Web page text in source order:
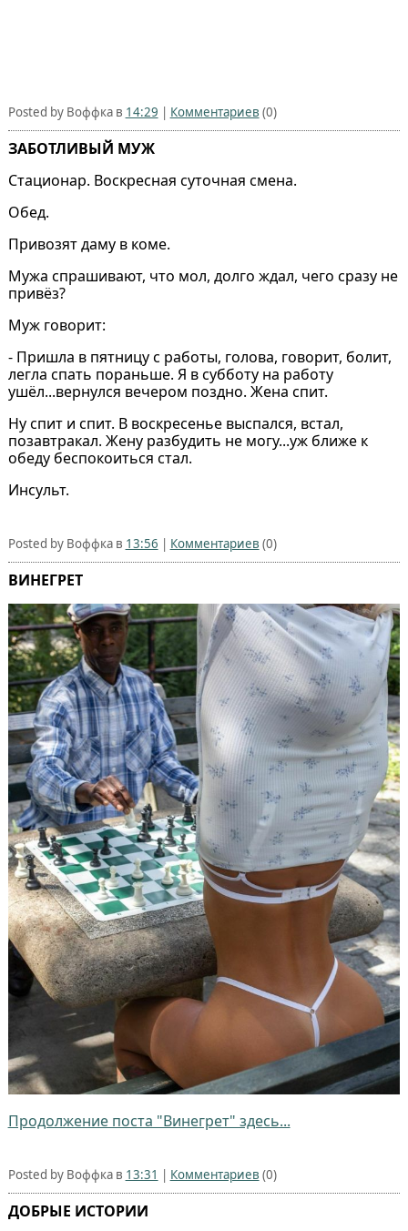
Posted by Воффка в 14:29 | Комментариев (0)
ЗАБОТЛИВЫЙ МУЖ
Стационар. Воскресная суточная смена.
Обед.
Привозят даму в коме.
Мужа спрашивают, что мол, долго ждал, чего сразу не
привёз?
Муж говорит:
- Пришла в пятницу с работы, голова, говорит, болит,
легла спать пораньше. Я в субботу на работу
ушёл...вернулся вечером поздно. Жена спит.
Ну спит и спит. В воскресенье выспался, встал,
позавтракал. Жену разбудить не могу...уж ближе к
обеду беспокоиться стал.
Инсульт.
Posted by Воффка в 13:56 | Комментариев (0)
ВИНЕГРЕТ
Продолжение поста "Винегрет" здесь...
Posted by Воффка в 13:31 | Комментариев (0)
ДОБРЫЕ ИСТОРИИ